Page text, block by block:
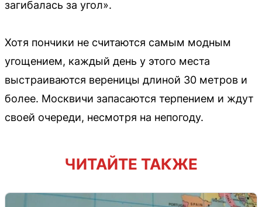
загибалась за угол».
Хотя пончики не считаются самым модным
угощением, каждый день у этого места
выстраиваются вереницы длиной 30 метров и
более. Москвичи запасаются терпением и ждут
своей очереди, несмотря на непогоду.
ЧИТАЙТЕ ТАКЖЕ